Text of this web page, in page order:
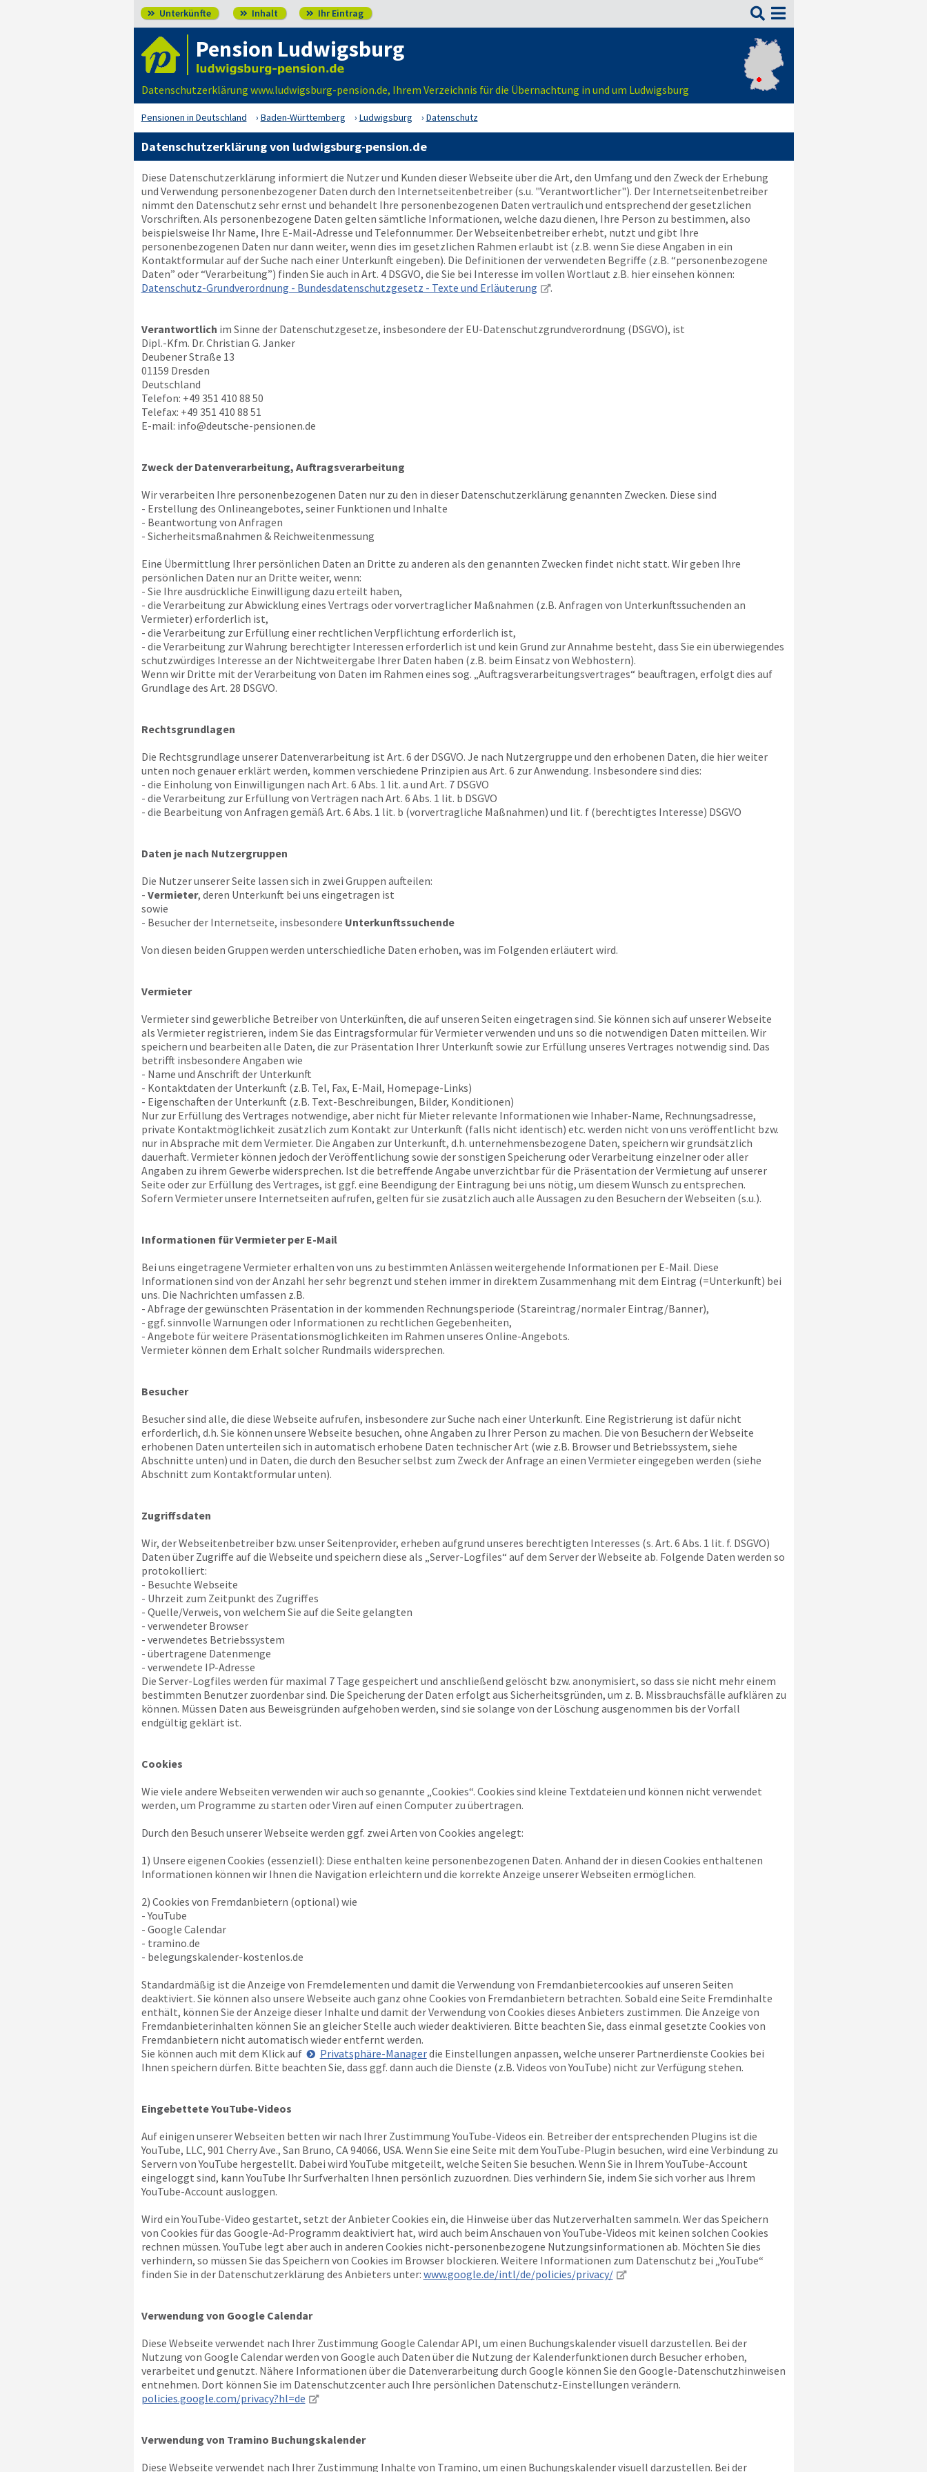
 Unterkünfte  Inhalt  Ihr Eintrag 
Pension Ludwigsburg
Datenschutzerklärung www.ludwigsburg-pension.de, Ihrem Verzeichnis für die Übernachtung in und um Ludwigsburg
Pensionen in Deutschland Baden-Württemberg Ludwigsburg Datenschutz
Datenschutzerklärung von ludwigsburg-pension.de
Diese Datenschutzerklärung informiert die Nutzer und Kunden dieser Webseite über die Art, den Umfang und den Zweck der Erhebung
und Verwendung personenbezogener Daten durch den Internetseitenbetreiber (s.u. "Verantwortlicher"). Der Internetseitenbetreiber
nimmt den Datenschutz sehr ernst und behandelt Ihre personenbezogenen Daten vertraulich und entsprechend der gesetzlichen
Vorschriften. Als personenbezogene Daten gelten sämtliche Informationen, welche dazu dienen, Ihre Person zu bestimmen, also
beispielsweise Ihr Name, Ihre E-Mail-Adresse und Telefonnummer. Der Webseitenbetreiber erhebt, nutzt und gibt Ihre
personenbezogenen Daten nur dann weiter, wenn dies im gesetzlichen Rahmen erlaubt ist (z.B. wenn Sie diese Angaben in ein
Kontaktformular auf der Suche nach einer Unterkunft eingeben). Die Definitionen der verwendeten Begriffe (z.B. “personenbezogene
Daten” oder “Verarbeitung”) finden Sie auch in Art. 4 DSGVO, die Sie bei Interesse im vollen Wortlaut z.B. hier einsehen können:
Datenschutz-Grundverordnung - Bundesdatenschutzgesetz - Texte und Erläuterung
.
Verantwortlich im Sinne der Datenschutzgesetze, insbesondere der EU-Datenschutzgrundverordnung (DSGVO), ist
Dipl.-Kfm. Dr. Christian G. Janker
Deubener Straße 13
01159 Dresden
Deutschland
Telefon: +49 351 410 88 50
Telefax: +49 351 410 88 51
E-mail: info@deutsche-pensionen.de
Zweck der Datenverarbeitung, Auftragsverarbeitung
Wir verarbeiten Ihre personenbezogenen Daten nur zu den in dieser Datenschutzerklärung genannten Zwecken. Diese sind
- Erstellung des Onlineangebotes, seiner Funktionen und Inhalte
- Beantwortung von Anfragen
- Sicherheitsmaßnahmen & Reichweitenmessung
Eine Übermittlung Ihrer persönlichen Daten an Dritte zu anderen als den genannten Zwecken findet nicht statt. Wir geben Ihre
persönlichen Daten nur an Dritte weiter, wenn:
- Sie Ihre ausdrückliche Einwilligung dazu erteilt haben,
- die Verarbeitung zur Abwicklung eines Vertrags oder vorvertraglicher Maßnahmen (z.B. Anfragen von Unterkunftssuchenden an
Vermieter) erforderlich ist,
- die Verarbeitung zur Erfüllung einer rechtlichen Verpflichtung erforderlich ist,
- die Verarbeitung zur Wahrung berechtigter Interessen erforderlich ist und kein Grund zur Annahme besteht, dass Sie ein überwiegendes
schutzwürdiges Interesse an der Nichtweitergabe Ihrer Daten haben (z.B. beim Einsatz von Webhostern).
Wenn wir Dritte mit der Verarbeitung von Daten im Rahmen eines sog. „Auftragsverarbeitungsvertrages“ beauftragen, erfolgt dies auf
Grundlage des Art. 28 DSGVO.
Rechtsgrundlagen
Die Rechtsgrundlage unserer Datenverarbeitung ist Art. 6 der DSGVO. Je nach Nutzergruppe und den erhobenen Daten, die hier weiter
unten noch genauer erklärt werden, kommen verschiedene Prinzipien aus Art. 6 zur Anwendung. Insbesondere sind dies:
- die Einholung von Einwilligungen nach Art. 6 Abs. 1 lit. a und Art. 7 DSGVO
- die Verarbeitung zur Erfüllung von Verträgen nach Art. 6 Abs. 1 lit. b DSGVO
- die Bearbeitung von Anfragen gemäß Art. 6 Abs. 1 lit. b (vorvertragliche Maßnahmen) und lit. f (berechtigtes Interesse) DSGVO
Daten je nach Nutzergruppen
Die Nutzer unserer Seite lassen sich in zwei Gruppen aufteilen:
- Vermieter, deren Unterkunft bei uns eingetragen ist
sowie
- Besucher der Internetseite, insbesondere Unterkunftssuchende
Von diesen beiden Gruppen werden unterschiedliche Daten erhoben, was im Folgenden erläutert wird.
Vermieter
Vermieter sind gewerbliche Betreiber von Unterkünften, die auf unseren Seiten eingetragen sind. Sie können sich auf unserer Webseite
als Vermieter registrieren, indem Sie das Eintragsformular für Vermieter verwenden und uns so die notwendigen Daten mitteilen. Wir
speichern und bearbeiten alle Daten, die zur Präsentation Ihrer Unterkunft sowie zur Erfüllung unseres Vertrages notwendig sind. Das
betrifft insbesondere Angaben wie
- Name und Anschrift der Unterkunft
- Kontaktdaten der Unterkunft (z.B. Tel, Fax, E-Mail, Homepage-Links)
- Eigenschaften der Unterkunft (z.B. Text-Beschreibungen, Bilder, Konditionen)
Nur zur Erfüllung des Vertrages notwendige, aber nicht für Mieter relevante Informationen wie Inhaber-Name, Rechnungsadresse,
private Kontaktmöglichkeit zusätzlich zum Kontakt zur Unterkunft (falls nicht identisch) etc. werden nicht von uns veröffentlicht bzw.
nur in Absprache mit dem Vermieter. Die Angaben zur Unterkunft, d.h. unternehmensbezogene Daten, speichern wir grundsätzlich
dauerhaft. Vermieter können jedoch der Veröffentlichung sowie der sonstigen Speicherung oder Verarbeitung einzelner oder aller
Angaben zu ihrem Gewerbe widersprechen. Ist die betreffende Angabe unverzichtbar für die Präsentation der Vermietung auf unserer
Seite oder zur Erfüllung des Vertrages, ist ggf. eine Beendigung der Eintragung bei uns nötig, um diesem Wunsch zu entsprechen.
Sofern Vermieter unsere Internetseiten aufrufen, gelten für sie zusätzlich auch alle Aussagen zu den Besuchern der Webseiten (s.u.).
Informationen für Vermieter per E-Mail
Bei uns eingetragene Vermieter erhalten von uns zu bestimmten Anlässen weitergehende Informationen per E-Mail. Diese
Informationen sind von der Anzahl her sehr begrenzt und stehen immer in direktem Zusammenhang mit dem Eintrag (=Unterkunft) bei
uns. Die Nachrichten umfassen z.B.
- Abfrage der gewünschten Präsentation in der kommenden Rechnungsperiode (Stareintrag/normaler Eintrag/Banner),
- ggf. sinnvolle Warnungen oder Informationen zu rechtlichen Gegebenheiten,
- Angebote für weitere Präsentationsmöglichkeiten im Rahmen unseres Online-Angebots.
Vermieter können dem Erhalt solcher Rundmails widersprechen.
Besucher
Besucher sind alle, die diese Webseite aufrufen, insbesondere zur Suche nach einer Unterkunft. Eine Registrierung ist dafür nicht
erforderlich, d.h. Sie können unsere Webseite besuchen, ohne Angaben zu Ihrer Person zu machen. Die von Besuchern der Webseite
erhobenen Daten unterteilen sich in automatisch erhobene Daten technischer Art (wie z.B. Browser und Betriebssystem, siehe
Abschnitte unten) und in Daten, die durch den Besucher selbst zum Zweck der Anfrage an einen Vermieter eingegeben werden (siehe
Abschnitt zum Kontaktformular unten).
Zugriffsdaten
Wir, der Webseitenbetreiber bzw. unser Seitenprovider, erheben aufgrund unseres berechtigten Interesses (s. Art. 6 Abs. 1 lit. f. DSGVO)
Daten über Zugriffe auf die Webseite und speichern diese als „Server-Logfiles“ auf dem Server der Webseite ab. Folgende Daten werden so
protokolliert:
- Besuchte Webseite
- Uhrzeit zum Zeitpunkt des Zugriffes
- Quelle/Verweis, von welchem Sie auf die Seite gelangten
- verwendeter Browser
- verwendetes Betriebssystem
- übertragene Datenmenge
- verwendete IP-Adresse
Die Server-Logfiles werden für maximal 7 Tage gespeichert und anschließend gelöscht bzw. anonymisiert, so dass sie nicht mehr einem
bestimmten Benutzer zuordenbar sind. Die Speicherung der Daten erfolgt aus Sicherheitsgründen, um z. B. Missbrauchsfälle aufklären zu
können. Müssen Daten aus Beweisgründen aufgehoben werden, sind sie solange von der Löschung ausgenommen bis der Vorfall
endgültig geklärt ist.
Cookies
Wie viele andere Webseiten verwenden wir auch so genannte „Cookies“. Cookies sind kleine Textdateien und können nicht verwendet
werden, um Programme zu starten oder Viren auf einen Computer zu übertragen.
Durch den Besuch unserer Webseite werden ggf. zwei Arten von Cookies angelegt:
1) Unsere eigenen Cookies (essenziell): Diese enthalten keine personenbezogenen Daten. Anhand der in diesen Cookies enthaltenen
Informationen können wir Ihnen die Navigation erleichtern und die korrekte Anzeige unserer Webseiten ermöglichen.
2) Cookies von Fremdanbietern (optional) wie
- YouTube
- Google Calendar
- tramino.de
- belegungskalender-kostenlos.de
Standardmäßig ist die Anzeige von Fremdelementen und damit die Verwendung von Fremdanbietercookies auf unseren Seiten
deaktiviert. Sie können also unsere Webseite auch ganz ohne Cookies von Fremdanbietern betrachten. Sobald eine Seite Fremdinhalte
enthält, können Sie der Anzeige dieser Inhalte und damit der Verwendung von Cookies dieses Anbieters zustimmen. Die Anzeige von
Fremdanbieterinhalten können Sie an gleicher Stelle auch wieder deaktivieren. Bitte beachten Sie, dass einmal gesetzte Cookies von
Fremdanbietern nicht automatisch wieder entfernt werden.
Sie können auch mit dem Klick auf
Privatsphäre-Managerdie Einstellungen anpassen, welche unserer Partnerdienste Cookies bei
Ihnen speichern dürfen. Bitte beachten Sie, dass ggf. dann auch die Dienste (z.B. Videos von YouTube) nicht zur Verfügung stehen.
Eingebettete YouTube-Videos
Auf einigen unserer Webseiten betten wir nach Ihrer Zustimmung YouTube-Videos ein. Betreiber der entsprechenden Plugins ist die
YouTube, LLC, 901 Cherry Ave., San Bruno, CA 94066, USA. Wenn Sie eine Seite mit dem YouTube-Plugin besuchen, wird eine Verbindung zu
Servern von YouTube hergestellt. Dabei wird YouTube mitgeteilt, welche Seiten Sie besuchen. Wenn Sie in Ihrem YouTube-Account
eingeloggt sind, kann YouTube Ihr Surfverhalten Ihnen persönlich zuzuordnen. Dies verhindern Sie, indem Sie sich vorher aus Ihrem
YouTube-Account ausloggen.
Wird ein YouTube-Video gestartet, setzt der Anbieter Cookies ein, die Hinweise über das Nutzerverhalten sammeln. Wer das Speichern
von Cookies für das Google-Ad-Programm deaktiviert hat, wird auch beim Anschauen von YouTube-Videos mit keinen solchen Cookies
rechnen müssen. YouTube legt aber auch in anderen Cookies nicht-personenbezogene Nutzungsinformationen ab. Möchten Sie dies
verhindern, so müssen Sie das Speichern von Cookies im Browser blockieren. Weitere Informationen zum Datenschutz bei „YouTube“
finden Sie in der Datenschutzerklärung des Anbieters unter: www.google.de/intl/de/policies/privacy/
Verwendung von Google Calendar
Diese Webseite verwendet nach Ihrer Zustimmung Google Calendar API, um einen Buchungskalender visuell darzustellen. Bei der
Nutzung von Google Calendar werden von Google auch Daten über die Nutzung der Kalenderfunktionen durch Besucher erhoben,
verarbeitet und genutzt. Nähere Informationen über die Datenverarbeitung durch Google können Sie den Google-Datenschutzhinweisen
entnehmen. Dort können Sie im Datenschutzcenter auch Ihre persönlichen Datenschutz-Einstellungen verändern.
policies.google.com/privacy?hl=de
Verwendung von Tramino Buchungskalender
Diese Webseite verwendet nach Ihrer Zustimmung Inhalte von Tramino, um einen Buchungskalender visuell darzustellen. Bei der